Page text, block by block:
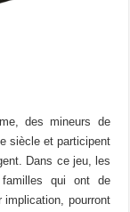
des mineurs de
siècle et participent
Dans ce jeu, les
qui ont de
implication, pourront